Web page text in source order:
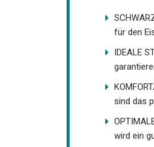
für den
IDEALE
sind das
wird ein